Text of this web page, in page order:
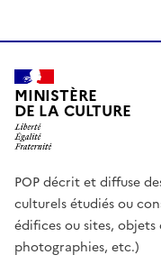
MINISTÈRE
DE LA CULTURE
POP décrit et diffuse
culturels étudiés ou
édifices ou sites,
photographies, etc.)